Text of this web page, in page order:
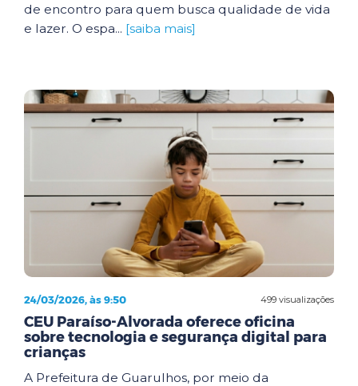
de encontro para quem busca qualidade de vida
e lazer. O espa... [saiba mais]
499 visualizações
24/03/2026, às 9:50
CEU Paraíso-Alvorada oferece oficina
sobre tecnologia e segurança digital para
crianças
A Prefeitura de Guarulhos, por meio da